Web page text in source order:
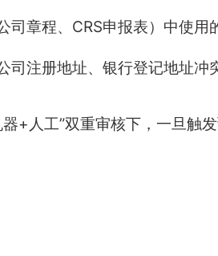
司章程、CRS申报表）中使用
司注册地址、银行登记地址冲
+人工”双重审核下，一旦触